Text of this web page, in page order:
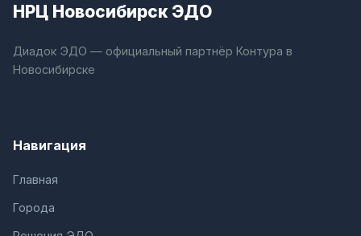
НРЦ Новосибирск ЭДО
Диадок ЭДО — официальный партнёр Контура в
Новосибирске
Навигация
Главная
Города